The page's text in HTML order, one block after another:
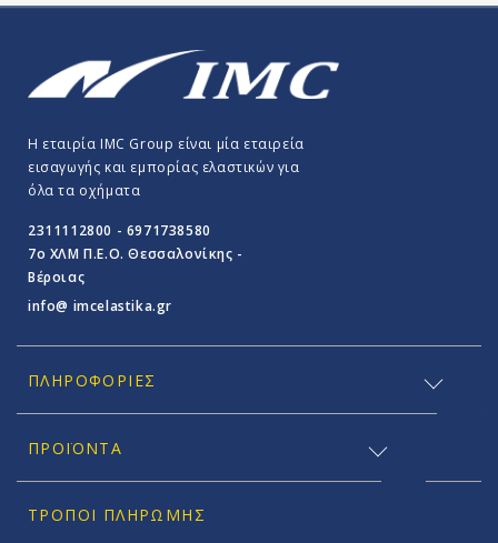
Η εταιρία IMC Group είναι μία εταιρεία
εισαγωγής και εμπορίας ελαστικών για
όλα τα οχήματα
2311112800 - 6971738580
7o ΧΛΜ Π.E.O. Θεσσαλονίκης -
Βέροιας
info@ imcelastika.gr
ΠΛΗΡΟΦΟΡΊΕΣ
ΠΡΟΪΟΝΤΑ
ΤΡΌΠΟΙ ΠΛΗΡΩΜΉΣ